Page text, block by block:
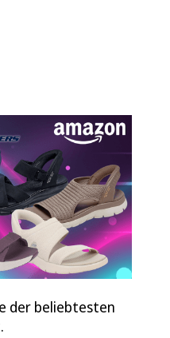
der beliebtesten